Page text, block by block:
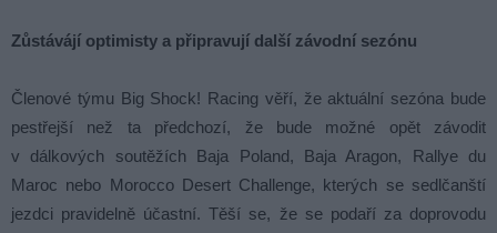
Zůstávájí optimisty a připravují další závodní sezónu
Členové týmu Big Shock! Racing věří, že aktuální sezóna bude
pestřejší než ta předchozí, že bude možné opět závodit
v dálkových soutěžích Baja Poland, Baja Aragon, Rallye du
Maroc nebo Morocco Desert Challenge, kterých se sedlčanští
jezdci pravidelně účastní. Těší se, že se podaří za doprovodu